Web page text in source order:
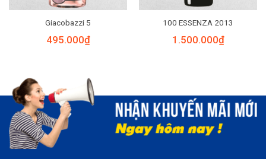
Giacobazzi 5
495.000₫
100 ESSENZA 2013
1.500.000₫